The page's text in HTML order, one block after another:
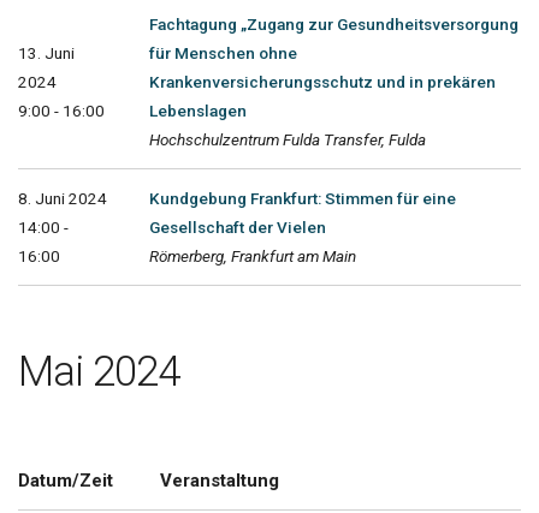
13. Juni
2024
9:00 - 16:00
Fachtagung „Zugang zur Gesundheitsversorgung
für Menschen ohne
Krankenversicherungsschutz und in prekären
Lebenslagen
Hochschulzentrum Fulda Transfer, Fulda
8. Juni 2024
14:00 -
16:00
Kundgebung Frankfurt: Stimmen für eine
Gesellschaft der Vielen
Römerberg, Frankfurt am Main
Mai 2024
Datum/Zeit Veranstaltung